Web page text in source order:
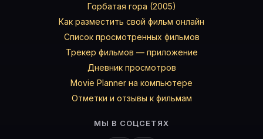
Горбатая гора (2005)
Как разместить свой фильм онлайн
Список просмотренных фильмов
Трекер фильмов — приложение
Дневник просмотров
Movie Planner на компьютере
Отметки и отзывы к фильмам
МЫ В СОЦСЕТЯХ